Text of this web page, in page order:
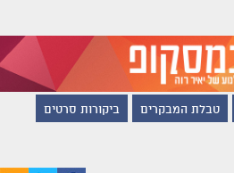
טבלת המבקרים ביקורות סרטים